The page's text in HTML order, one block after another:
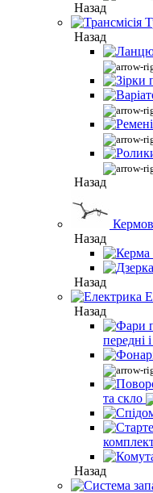
Назад
Назад
Назад
Назад
Назад
Назад
передні
та скло
Назад